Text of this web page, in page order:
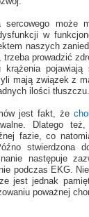
sercowego może
w
naszych
trzeba prowadzić
krążenia
mają związek z
ilości tłuszczu.
jest fakt, że
Dlatego
fazie, co
stwierdzona
następuje
podczas EKG.
jest jednak
poważnej